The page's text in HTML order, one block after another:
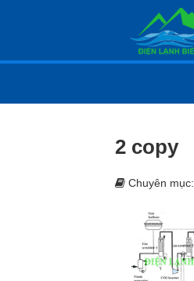
2 copy
Chuyên mục: